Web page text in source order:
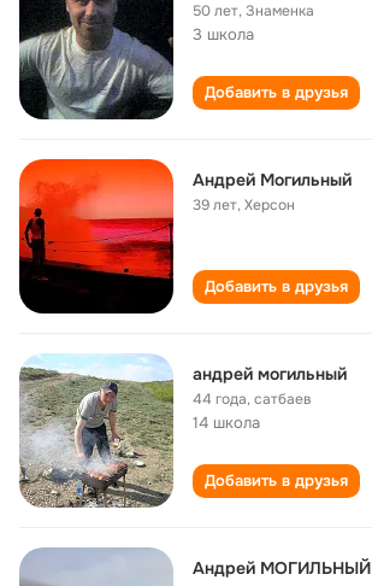
50 лет,Знаменка
3 школа
Добавить в друзья
Андрей Могильный
39 лет,Херсон
Добавить в друзья
андрей могильный
44 года,сатбаев
14 школа
Добавить в друзья
Андрей МОГИЛЬНЫЙ